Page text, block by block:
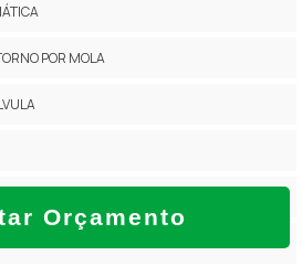
Orçamento
POR MOLA